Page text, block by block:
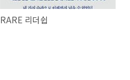
RARE 리더쉽